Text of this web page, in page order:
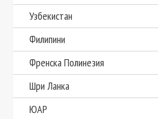
Узбекистан
Филипини
Френска Полинезия
Шри Ланка
ЮАР